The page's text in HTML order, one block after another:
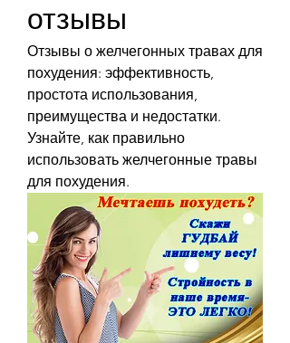
отзывы
Отзывы о желчегонных травах для
похудения: эффективность,
простота использования,
преимущества и недостатки.
Узнайте, как правильно
использовать желчегонные травы
для похудения.